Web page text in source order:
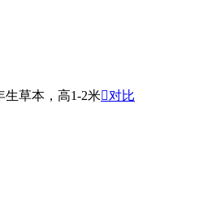
生草本，高1-2米对比